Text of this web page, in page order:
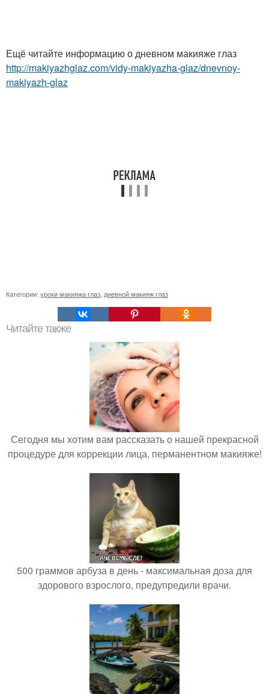
Ещё читайте информацию о дневном макияже глаз
http://makiyazhglaz.com/vidy-makiyazha-glaz/dnevnoy-
makiyazh-glaz
Категории: уроки макияжа глаз дневной макияж глаз
Читайте также
Сегодня мы хотим вам рассказать о нашей прекрасной
процедуре для коррекции лица, перманентном макияже!
500 граммов арбуза в день - максимальная доза для
здорового взрослого, предупредили врачи.